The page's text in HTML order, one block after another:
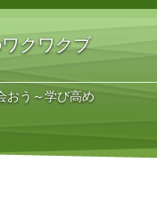
クワクブ
おう～学び高め